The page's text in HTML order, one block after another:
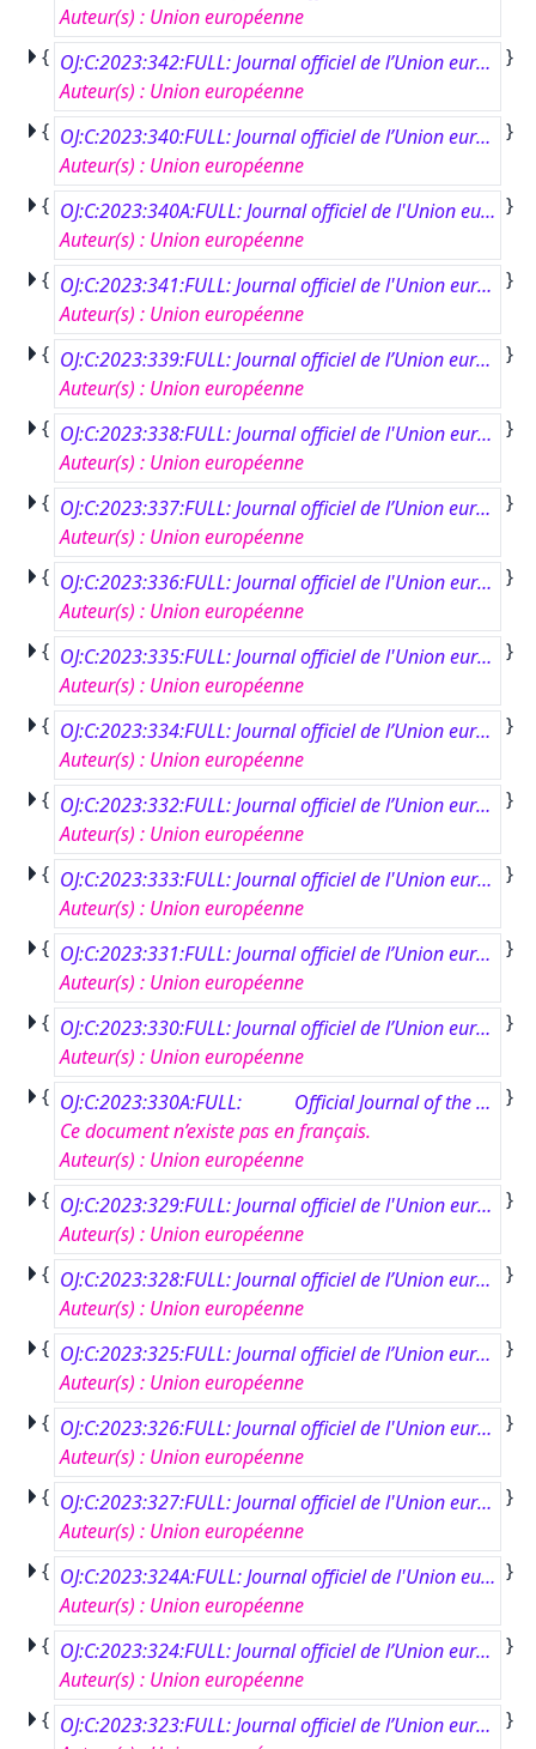
Auteur(s) : Union européenne
{
OJ:C:2023:342:FULL: Journal officiel de l’Union européenne, C 342, 28 septembre 2023
Auteur(s) : Union européenne
}
{
OJ:C:2023:340:FULL: Journal officiel de l’Union européenne, C 340, 27 septembre 2023
Auteur(s) : Union européenne
}
{
OJ:C:2023:340A:FULL: Journal officiel de l'Union européenne, CA 340, 27 septembre 2023
Auteur(s) : Union européenne
}
{
OJ:C:2023:341:FULL: Journal officiel de l'Union européenne, C 341, 27 septembre 2023
Auteur(s) : Union européenne
}
{
OJ:C:2023:339:FULL: Journal officiel de l’Union européenne, C 339, 26 septembre 2023
Auteur(s) : Union européenne
}
{
OJ:C:2023:338:FULL: Journal officiel de l'Union européenne, C 338, 25 septembre 2023
Auteur(s) : Union européenne
}
{
OJ:C:2023:337:FULL: Journal officiel de l’Union européenne, C 337, 25 septembre 2023
Auteur(s) : Union européenne
}
{
OJ:C:2023:336:FULL: Journal officiel de l'Union européenne, C 336, 22 septembre 2023
Auteur(s) : Union européenne
}
{
OJ:C:2023:335:FULL: Journal officiel de l'Union européenne, C 335, 22 septembre 2023
Auteur(s) : Union européenne
}
{
OJ:C:2023:334:FULL: Journal officiel de l’Union européenne, C 334, 22 septembre 2023
Auteur(s) : Union européenne
}
{
OJ:C:2023:332:FULL: Journal officiel de l’Union européenne, C 332, 21 septembre 2023
Auteur(s) : Union européenne
}
{
OJ:C:2023:333:FULL: Journal officiel de l'Union européenne, C 333, 21 septembre 2023
Auteur(s) : Union européenne
}
{
OJ:C:2023:331:FULL: Journal officiel de l’Union européenne, C 331, 20 septembre 2023
Auteur(s) : Union européenne
}
{
OJ:C:2023:330:FULL: Journal officiel de l’Union européenne, C 330, 19 septembre 2023
Auteur(s) : Union européenne
}
{
OJ:C:2023:330A:FULL: Official Journal of the European Union, CA 330, 19 September 2023
Ce document n’existe pas en français.
Auteur(s) : Union européenne
}
{
OJ:C:2023:329:FULL: Journal officiel de l'Union européenne, C 329, 18 septembre 2023
Auteur(s) : Union européenne
}
{
OJ:C:2023:328:FULL: Journal officiel de l’Union européenne, C 328, 18 septembre 2023
Auteur(s) : Union européenne
}
{
OJ:C:2023:325:FULL: Journal officiel de l’Union européenne, C 325, 15 septembre 2023
Auteur(s) : Union européenne
}
{
OJ:C:2023:326:FULL: Journal officiel de l'Union européenne, C 326, 15 septembre 2023
Auteur(s) : Union européenne
}
{
OJ:C:2023:327:FULL: Journal officiel de l'Union européenne, C 327, 15 septembre 2023
Auteur(s) : Union européenne
}
{
OJ:C:2023:324A:FULL: Journal officiel de l'Union européenne, CA 324, 14 septembre 2023
Auteur(s) : Union européenne
}
{
OJ:C:2023:324:FULL: Journal officiel de l’Union européenne, C 324, 14 septembre 2023
Auteur(s) : Union européenne
}
{
OJ:C:2023:323:FULL: Journal officiel de l’Union européenne, C 323, 13 septembre 2023
}